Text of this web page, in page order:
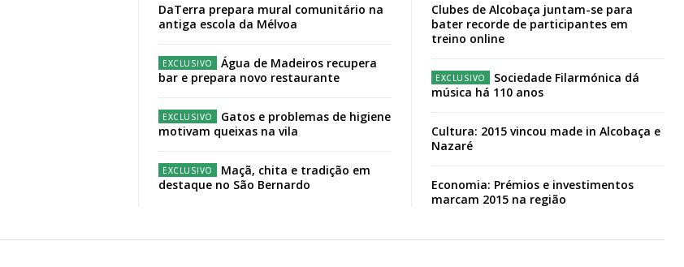
DaTerra prepara mural comunitário na
antiga escola da Mélvoa
Água de Madeiros recupera
bar e prepara novo restaurante
Gatos e problemas de higiene
motivam queixas na vila
Maçã, chita e tradição em
destaque no São Bernardo
Clubes de Alcobaça juntam-se para
bater recorde de participantes em
treino online
Sociedade Filarmónica dá
música há 110 anos
Cultura: 2015 vincou made in Alcobaça e
Nazaré
Economia: Prémios e investimentos
marcam 2015 na região